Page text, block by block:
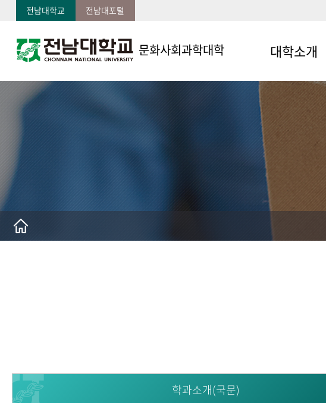
전남대학교 전남대포털
문화사회과학대학 대학소개
학장인사말
비전
조직 및 연락처
교수진
현황
오시는 길
학과소개(국문)